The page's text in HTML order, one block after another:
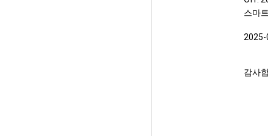
스마
2025-
감사